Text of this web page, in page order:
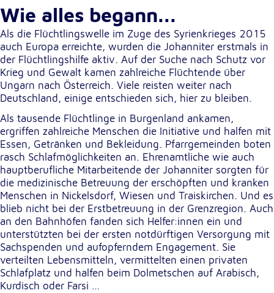
Wie alles begann...
Als die Flüchtlingswelle im Zuge des Syrienkrieges 2015
auch Europa erreichte, wurden die Johanniter erstmals in
der Flüchtlingshilfe aktiv. Auf der Suche nach Schutz vor
Krieg und Gewalt kamen zahlreiche Flüchtende über
Ungarn nach Österreich. Viele reisten weiter nach
Deutschland, einige entschieden sich, hier zu bleiben.
Als tausende Flüchtlinge in Burgenland ankamen,
ergriffen zahlreiche Menschen die Initiative und halfen mit
Essen, Getränken und Bekleidung. Pfarrgemeinden boten
rasch Schlafmöglichkeiten an. Ehrenamtliche wie auch
hauptberufliche Mitarbeitende der Johanniter sorgten für
die medizinische Betreuung der erschöpften und kranken
Menschen in Nickelsdorf, Wiesen und Traiskirchen. Und es
blieb nicht bei der Erstbetreuung in der Grenzregion. Auch
an den Bahnhöfen fanden sich Helfer:innen ein und
unterstützten bei der ersten notdürftigen Versorgung mit
Sachspenden und aufopferndem Engagement. Sie
verteilten Lebensmitteln, vermittelten einen privaten
Schlafplatz und halfen beim Dolmetschen auf Arabisch,
Kurdisch oder Farsi …
Cookie Laufzeit:
1 Jahr
Einverständnis-Cookie
Name:
cookie_consent
Zweck:
Dieser Cookie speichert die ausgewählten
Einverständnis-Optionen des Benutzers
Cookie Laufzeit:
1 Jahr
Statistik
Statistik Cookies erfassen Informationen anonym.
Diese Informationen helfen uns zu verstehen, wie
unsere Besucher unsere Website nutzen.